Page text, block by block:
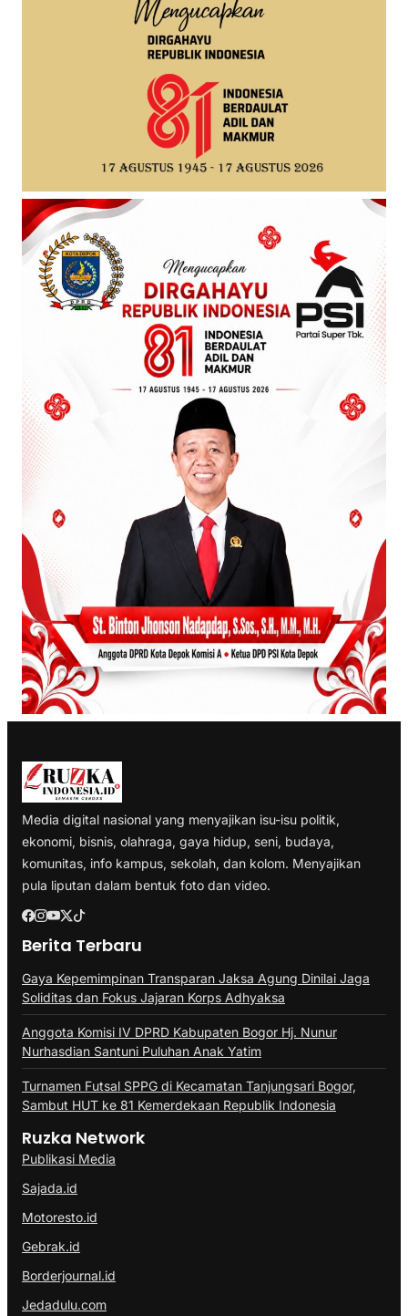
Media digital nasional yang menyajikan isu-isu politik,
ekonomi, bisnis, olahraga, gaya hidup, seni, budaya,
komunitas, info kampus, sekolah, dan kolom. Menyajikan
pula liputan dalam bentuk foto dan video.
Berita Terbaru
Gaya Kepemimpinan Transparan Jaksa Agung Dinilai Jaga
Soliditas dan Fokus Jajaran Korps Adhyaksa
Anggota Komisi IV DPRD Kabupaten Bogor Hj. Nunur
Nurhasdian Santuni Puluhan Anak Yatim
Turnamen Futsal SPPG di Kecamatan Tanjungsari Bogor,
Sambut HUT ke 81 Kemerdekaan Republik Indonesia
Ruzka Network
Publikasi Media
Sajada.id
Motoresto.id
Gebrak.id
Borderjournal.id
Jedadulu.com